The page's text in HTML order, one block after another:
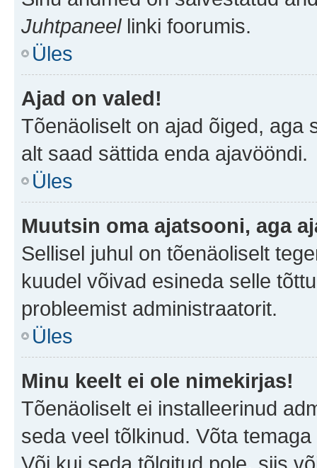
Juhtpaneellinki foorumis.
Üles
Ajad on valed!
Tõenäoliselt on ajad õiged, aga
alt saad sättida enda ajavööndi.
Üles
Muutsin oma ajatsooni, aga
Sellisel juhul on tõenäoliselt
kuudel võivad esineda selle
probleemist administraatorit.
Üles
Minu keelt ei ole nimekirjas!
Tõenäoliselt ei installeerinud
seda veel tõlkinud. Võta